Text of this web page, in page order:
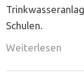
Schulen.
Weiterlesen